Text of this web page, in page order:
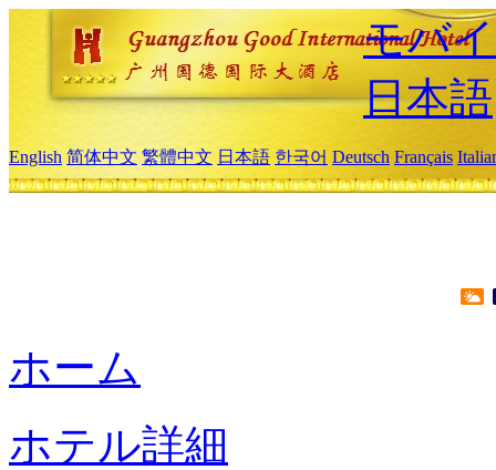
モバ
日本語
English 简体中文 繁體中文 日本語 한국어 Deutsch Français
ホーム
ホテル詳細